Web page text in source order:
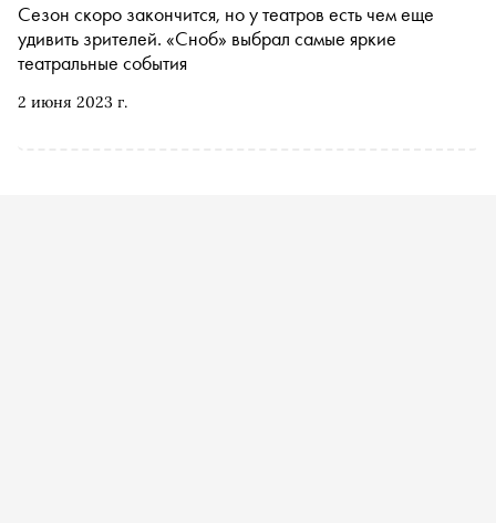
2 июня 2023 г.
Сезон скоро закончится, но у театров есть чем еще
удивить зрителей. «Сноб» выбрал самые яркие
театральные события